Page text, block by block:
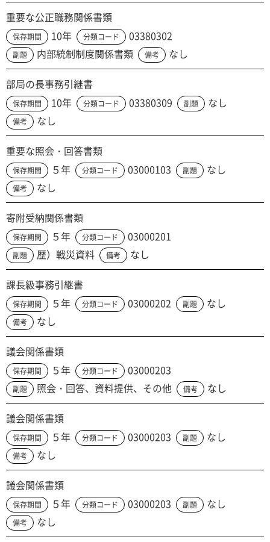
重要な公正職務関係書類
保存期間 10年 分類コード 03380302
副題 内部統制制度関係書類 備考 なし
部局の長事務引継書
保存期間 10年 分類コード 03380309 副題 なし
備考 なし
重要な照会・回答書類
保存期間 ５年 分類コード 03000103 副題 なし
備考 なし
寄附受納関係書類
保存期間 ５年 分類コード 03000201
副題 歴）戦災資料 備考 なし
課長級事務引継書
保存期間 ５年 分類コード 03000202 副題 なし
備考 なし
議会関係書類
保存期間 ５年 分類コード 03000203
副題 照会・回答、資料提供、その他 備考 なし
議会関係書類
保存期間 ５年 分類コード 03000203 副題 なし
備考 なし
議会関係書類
保存期間 ５年 分類コード 03000203 副題 なし
備考 なし